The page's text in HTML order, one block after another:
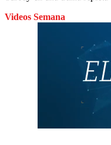
Videos Semana